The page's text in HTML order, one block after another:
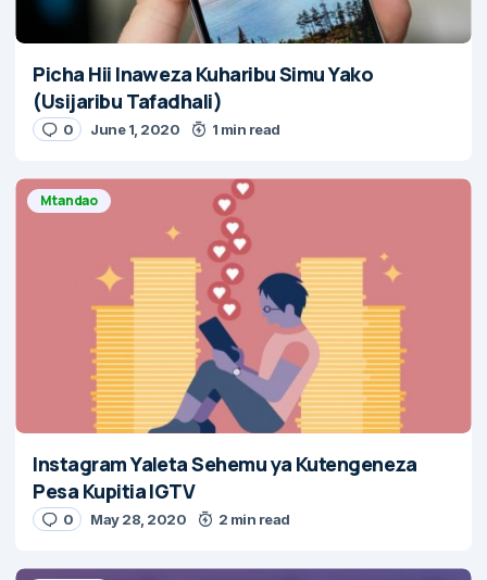
Picha Hii Inaweza Kuharibu Simu Yako
(Usijaribu Tafadhali)
0 June 1, 2020 1 min read
Mtandao
Instagram Yaleta Sehemu ya Kutengeneza
Pesa Kupitia IGTV
0 May 28, 2020 2 min read